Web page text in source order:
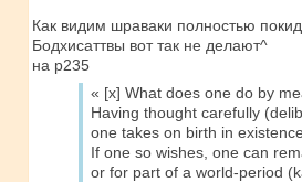
Как видим шраваки полностью
Бодхисаттвы вот так не делают^
на p235
« [x] What does one do by
Having thought carefully
one takes on birth in
If one so wishes, one can
or for part of a world-period